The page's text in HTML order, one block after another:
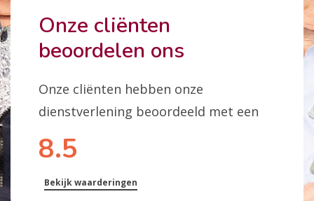
Onze cliënten
beoordelen ons
Onze cliënten hebben onze
dienstverlening beoordeeld met een
8.5
Bekijk waarderingen